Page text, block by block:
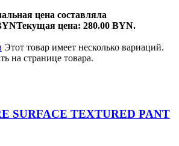
цена составляла
Текущая цена: 280.00 BYN.
Этот товар имеет несколько вариаций.
на странице товара.
SURFACE TEXTURED PANT